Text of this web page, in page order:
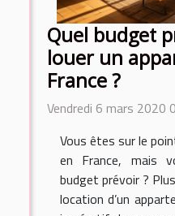
Quel budget
louer un
France ?
Vendredi 6 mars 2020
Vous êtes sur le
en France, mais
budget prévoir ?
location d’un